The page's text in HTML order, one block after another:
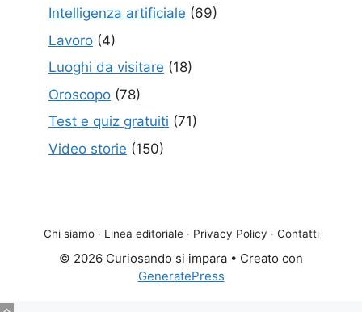
Intelligenza artificiale (69)
Lavoro (4)
Luoghi da visitare (18)
Oroscopo (78)
Test e quiz gratuiti (71)
Video storie (150)
Chi siamo · Linea editoriale · Privacy Policy · Contatti
© 2026 Curiosando si impara • Creato con
GeneratePress